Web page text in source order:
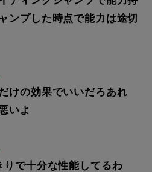
ンプした時点で能力は途切
けの効果でいいだろあれ
いよ
りで十分な性能してるわ